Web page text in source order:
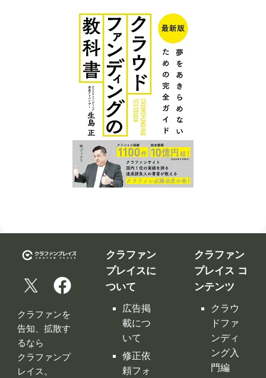
告知、拡散す
るなら
クラファンプ
レイス。
クラファンプ
プレイスに
ついて
広告掲
載につ
いて
修正依
頼フォ
ーム
プレイス コ
ンテンツ
クラウ
ドファ
ンディ
ング入
門編
クラウ